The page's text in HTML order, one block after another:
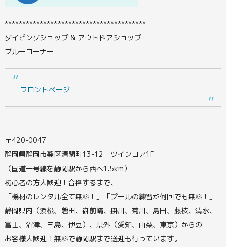
****************************************
ダイビングショップ & アウトドアショップ
ブルーコーナー
フロントページ
〒420-0047
静岡県静岡市葵区清閑町13-12 ツインコア1F
（国道一号線を静岡駅から西へ1.5km）
初心者の方大歓迎！合格するまで、
「機材のレンタル全て無料！」「プールの練習が何回でも無料！」
静岡県内（浜松、磐田、御前崎、掛川、菊川、島田、藤枝、清水、
富士、沼津、三島、伊豆）、県外（愛知、山梨、東京）からの
お客様大歓迎！無料で静岡駅まで送迎も行っています。